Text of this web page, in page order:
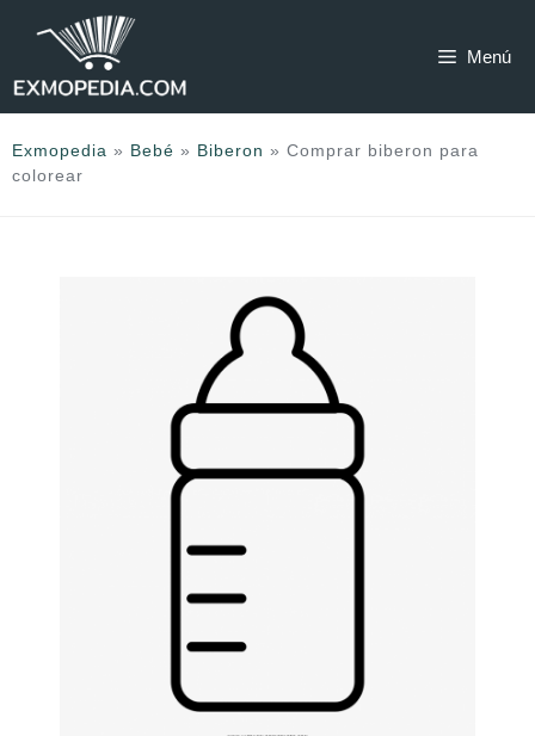
Menú
Exmopedia » Bebé » Biberon » Comprar biberon para
colorear